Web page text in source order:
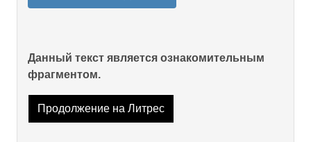
Данный текст является ознакомительным
фрагментом.
Продолжение на Литрес